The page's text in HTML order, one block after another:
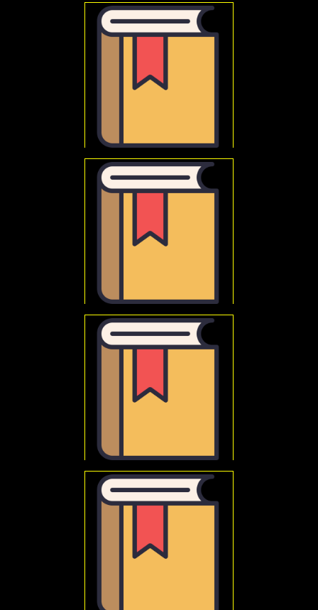
Staszic, Stanisław
O nauce, jej znaczeniu i organizacji : wybór pism
Polska Akademia Nauk.
Dobre obyczaje w nauce : zbiór zasad i wytycznych
Poniatowski, Zygmunt
Nauka
Goćkowski, Janusz
Autorytety społeczeństwa uczonych